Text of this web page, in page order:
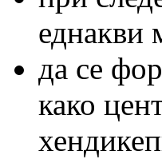
еднакви
да се
како